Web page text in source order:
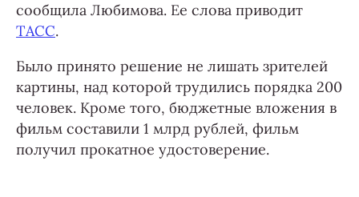
сообщила Любимова. Ее слова приводит
ТАСС.
Было принято решение не лишать зрителей
картины, над которой трудились порядка 200
человек. Кроме того, бюджетные вложения в
фильм составили 1 млрд рублей, фильм
получил прокатное удостоверение.